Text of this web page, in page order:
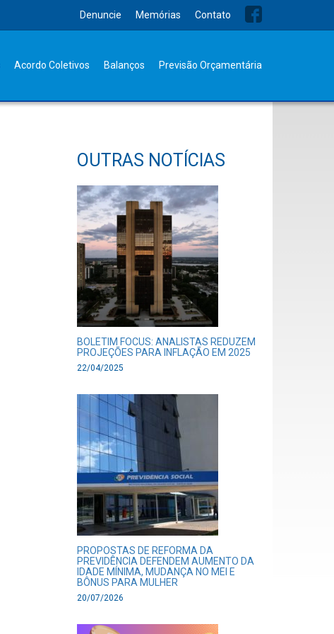
Denuncie Memórias Contato
Acordo Coletivos Balanços Previsão Orçamentária
OUTRAS NOTÍCIAS
BOLETIM FOCUS: ANALISTAS REDUZEM
PROJEÇÕES PARA INFLAÇÃO EM 2025
22/04/2025
PROPOSTAS DE REFORMA DA
PREVIDÊNCIA DEFENDEM AUMENTO DA
IDADE MÍNIMA, MUDANÇA NO MEI E
BÔNUS PARA MULHER
20/07/2026